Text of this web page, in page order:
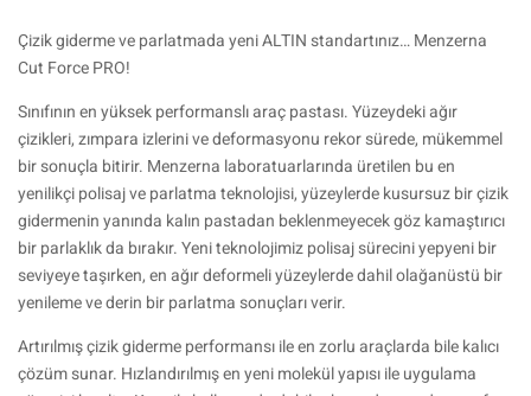
Çizik giderme ve parlatmada yeni ALTIN standartınız… Menzerna
Cut Force PRO!
Sınıfının en yüksek performanslı araç pastası. Yüzeydeki ağır
çizikleri, zımpara izlerini ve deformasyonu rekor sürede, mükemmel
bir sonuçla bitirir. Menzerna laboratuarlarında üretilen bu en
yenilikçi polisaj ve parlatma teknolojisi, yüzeylerde kusursuz bir çizik
gidermenin yanında kalın pastadan beklenmeyecek göz kamaştırıcı
bir parlaklık da bırakır. Yeni teknolojimiz polisaj sürecini yepyeni bir
seviyeye taşırken, en ağır deformeli yüzeylerde dahil olağanüstü bir
yenileme ve derin bir parlatma sonuçları verir.
Artırılmış çizik giderme performansı ile en zorlu araçlarda bile kalıcı
çözüm sunar. Hızlandırılmış en yeni molekül yapısı ile uygulama